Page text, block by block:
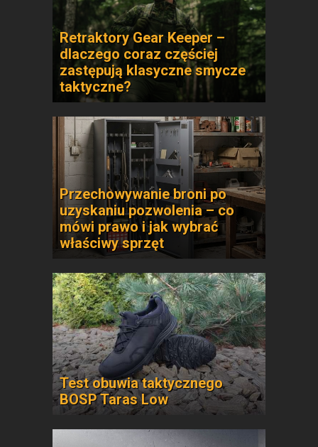
Retraktory Gear Keeper –
dlaczego coraz częściej
zastępują klasyczne smycze
taktyczne?
Przechowywanie broni po
uzyskaniu pozwolenia – co
mówi prawo i jak wybrać
właściwy sprzęt
Test obuwia taktycznego
BOSP Taras Low